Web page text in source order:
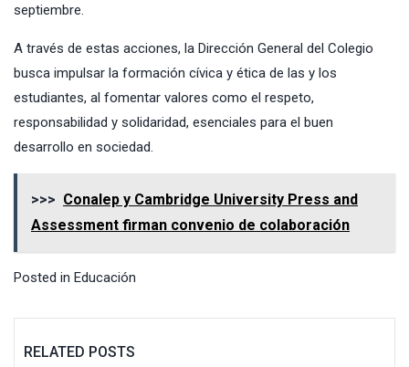
septiembre.
A través de estas acciones, la Dirección General del Colegio
busca impulsar la formación cívica y ética de las y los
estudiantes, al fomentar valores como el respeto,
responsabilidad y solidaridad, esenciales para el buen
desarrollo en sociedad.
>>> Conalep y Cambridge University Press and
Assessment firman convenio de colaboración
Posted in Educación
RELATED POSTS